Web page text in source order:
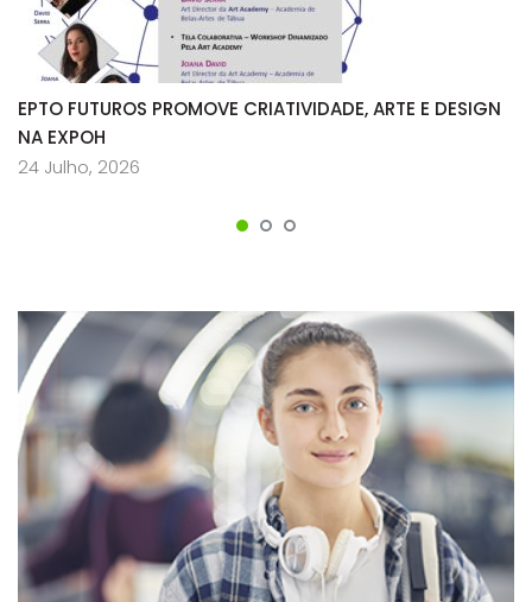
EPTO FUTUROS PROMOVE CRIATIVIDADE, ARTE E DESIGN
NA EXPOH
24 Julho, 2026